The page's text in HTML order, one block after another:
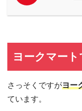
ヨークマー
さっそくですがヨー
ています。